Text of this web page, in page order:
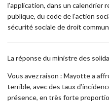
l’application, dans un calendrier
publique, du code de l’action
sécurité sociale de droit
La réponse du ministre des
Vous avez raison : Mayotte a
terrible, avec des taux
présence, en très forte